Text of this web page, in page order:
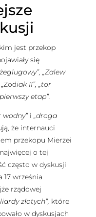
jest przekop
się
żeglugowy”, „Zalew
„Zodiak II”, „tor
etap”.
wodny” i „droga
że internauci
przekopu Mierzei
o tej
często w dyskusji
września
rządowej
złotych”, które
w dyskusjach